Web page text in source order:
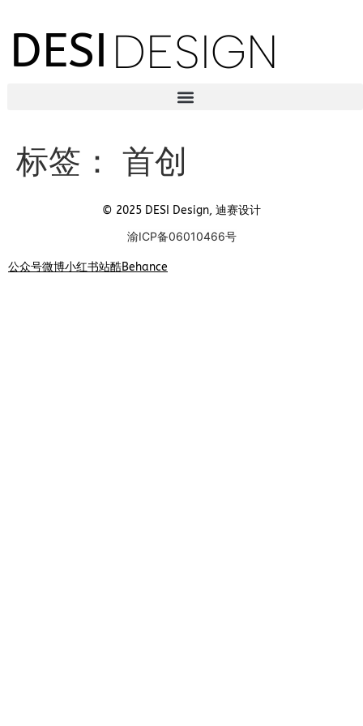
DESI DESIGN
标签： 首创
© 2025 DESI Design, 迪赛设计
渝ICP备06010466号
公众号微博小红书站酷Behance